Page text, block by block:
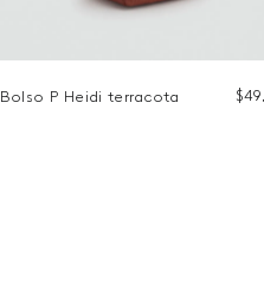
Bolso P Heidi terracota $49